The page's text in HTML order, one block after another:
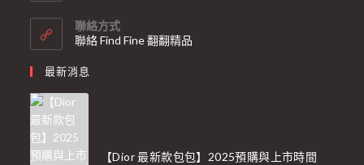
聯絡方式
聯絡 Find Fine 翻翻精品
最新消息
【Dior 最新款包包】2025預購與上市時間